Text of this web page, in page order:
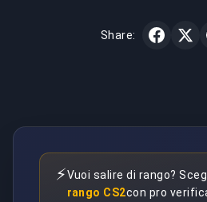
Share:
⚡Vuoi salire di rango?
rango CS2con pro